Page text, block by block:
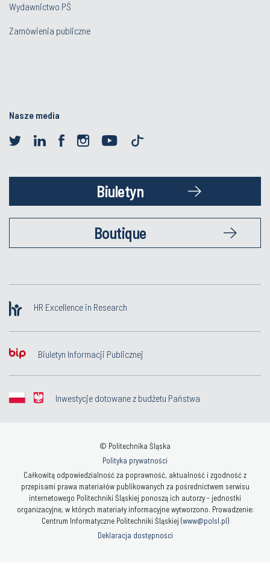
Wydawnictwo PŚ
Zamówienia publiczne
Nasze media
Biuletyn
Boutique
HR Excellence in Research
Biuletyn Informacji Publicznej
Inwestycje dotowane z budżetu Państwa
© Politechnika Śląska
Polityka prywatności
Całkowitą odpowiedzialność za poprawność, aktualność i zgodność z
przepisami prawa materiałów publikowanych za pośrednictwem serwisu
internetowego Politechniki Śląskiej ponoszą ich autorzy - jednostki
organizacyjne, w których materiały informacyjne wytworzono. Prowadzenie:
Centrum Informatyczne Politechniki Śląskiej (www@polsl.pl)
Deklaracja dostępności